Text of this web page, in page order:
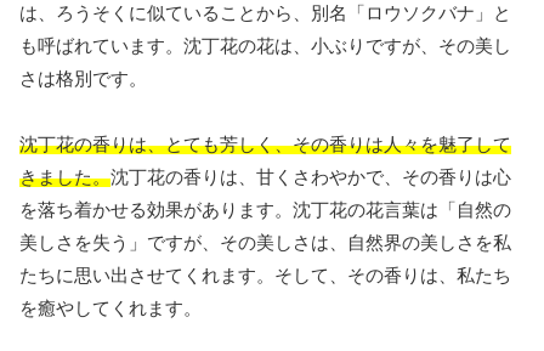
は、ろうそくに似ていることから、別名「ロウソクバナ」と
も呼ばれています。沈丁花の花は、小ぶりですが、その美し
さは格別です。
沈丁花の香りは、とても芳しく、その香りは人々を魅了して
きました。沈丁花の香りは、甘くさわやかで、その香りは心
を落ち着かせる効果があります。沈丁花の花言葉は「自然の
美しさを失う」ですが、その美しさは、自然界の美しさを私
たちに思い出させてくれます。そして、その香りは、私たち
を癒やしてくれます。